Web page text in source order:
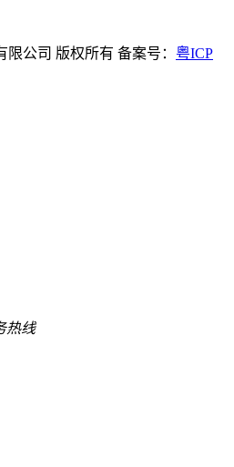
公司 版权所有 备案号： 粤ICP
热线